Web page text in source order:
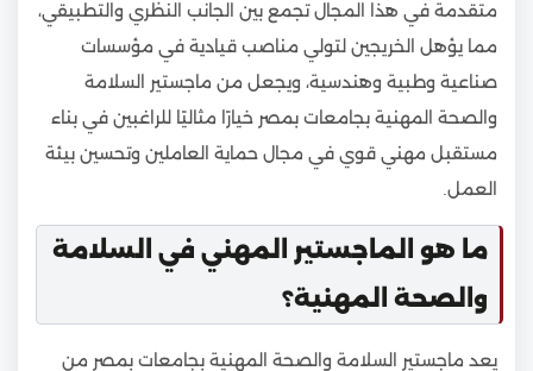
متقدمة في هذا المجال تجمع بين الجانب النظري والتطبيقي،
مما يؤهل الخريجين لتولي مناصب قيادية في مؤسسات
صناعية وطبية وهندسية، ويجعل من ماجستير السلامة
والصحة المهنية بجامعات بمصر خيارًا مثاليًا للراغبين في بناء
مستقبل مهني قوي في مجال حماية العاملين وتحسين بيئة
العمل.
ما هو الماجستير المهني في السلامة
والصحة المهنية؟
يعد ماجستير السلامة والصحة المهنية بجامعات بمصر من